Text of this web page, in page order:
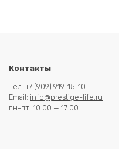
Контакты
Тел: +7 (909) 919-15-10
Email: info@prestige-life.ru
пн-пт: 10:00 — 17:00